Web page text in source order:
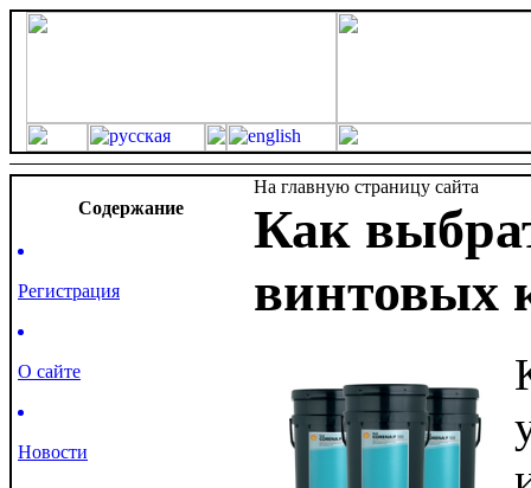
Cодержание
Регистрация
О сайте
Новости
На главную страницу сайта
Как
винтовых